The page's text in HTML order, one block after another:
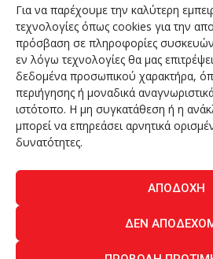
Για να παρέχουμε την καλύτερη
τεχνολογίες όπως cookies για την
πρόσβαση σε πληροφορίες
εν λόγω τεχνολογίες θα μας
δεδομένα προσωπικού χαρακτήρα,
περιήγησης ή μοναδικά
ιστότοπο. Η μη συγκατάθεση ή η
μπορεί να επηρεάσει αρνητικά
δυνατότητες.
ΑΠΟΔΟΧΉ
ΔΕΝ
Διευθυντής Σύνταξης:Ευθυμιάτου
Domain:grillmagazine.gr
Δικαιούχος Domain:Θεόδωρος
Διευθυντής:Θεόδωρος Δημητριάδης
Διαχειριστής:Θεόδωρος Δημητριάδης
Δήλωση Συμμόρφωσης
Αριθμός Πιστοποίησης Μ.Η.Τ.:
ΑΝΘΡΩΠΟΙ
ΠΕΡΙΟΔΙΚΟ